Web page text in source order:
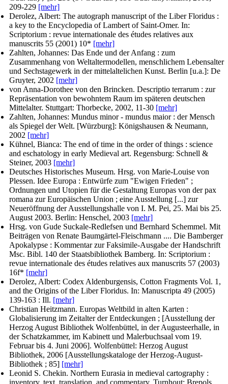
209-229 [mehr]
Derolez, Albert: The autograph manuscript of the Liber Floridus :
a key to the Encyclopedia of Lambert of Saint-Omer. In:
Scriptorium : revue internationale des études relatives aux
manuscrits 55 (2001) 10* [mehr]
Zahlten, Johannes: Das Ende und der Anfang : zum
Zusammenhang von Weltaltermodellen, menschlichem Lebensalter
und Sechstagewerk in der mittelaltelichen Kunst. Berlin [u.a.]: De
Gruyter, 2002 [mehr]
von Anna-Dorothee von den Brincken. Descriptio terrarum : zur
Repräsentation von bewohntem Raum im späteren deutschen
Mittelalter. Stuttgart: Thorbecke, 2002, 11-30 [mehr]
Zahlten, Johannes: Mundus minor - mundus maior : der Mensch
als Spiegel der Welt. [Würzburg]: Königshausen & Neumann,
2002 [mehr]
Kühnel, Bianca: The end of time in the order of things : science
and eschatology in early Medieval art. Regensburg: Schnell &
Steiner, 2003 [mehr]
Deutsches Historisches Museum. Hrsg. von Marie-Louise von
Plessen. Idee Europa : Entwürfe zum "Ewigen Frieden" ;
Ordnungen und Utopien für die Gestaltung Europas von der pax
romana zur Europäischen Union ; eine Ausstellung [...] zur
Neueröffnung der Ausstellungshalle von I. M. Pei, 25. Mai bis 25.
August 2003. Berlin: Henschel, 2003 [mehr]
Hrsg. von Gude Suckale-Redlefsen und Bernhard Schemmel. Mit
Beiträgen von Renate Baumgärtel-Fleischmann .... Die Bamberger
Apokalypse : Kommentar zur Faksimile-Ausgabe der Handschrift
Msc. Bibl. 140 der Staatsbibliothek Bamberg. In: Scriptorium :
revue internationale des études relatives aux manuscrits 57 (2003)
16f* [mehr]
Derolez, Albert: Codex Aldenburgensis, Cotton Fragments Vol. 1,
and the Origins of the Liber Floridus. In: Manuscripta 49 (2005)
139-163 : Ill. [mehr]
Christian Heitzmann. Europas Weltbild in alten Karten :
Globalisierung im Zeitalter der Entdeckungen ; [Ausstellung der
Herzog August Bibliothek Wolfenbüttel, in der Augusteerhalle, in
der Schatzkammer, im Kabinett und Malerbuchsaal vom 19.
Februar bis 4. Juni 2006]. Wolfenbüttel: Herzog August
Bibliothek, 2006 [Ausstellungskataloge der Herzog-August-
Bibliothek ; 85] [mehr]
Leonid S. Chekin. Northern Eurasia in medieval cartography :